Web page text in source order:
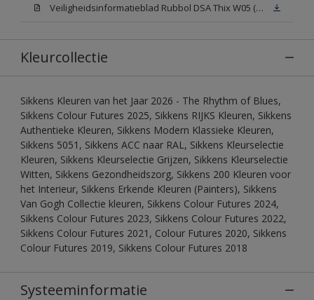
Veiligheidsinformatieblad Rubbol DSA Thix W05 (MSDS)
Kleurcollectie
Sikkens Kleuren van het Jaar 2026 - The Rhythm of Blues,
Sikkens Colour Futures 2025, Sikkens RIJKS Kleuren, Sikkens
Authentieke Kleuren, Sikkens Modern Klassieke Kleuren,
Sikkens 5051, Sikkens ACC naar RAL, Sikkens Kleurselectie
Kleuren, Sikkens Kleurselectie Grijzen, Sikkens Kleurselectie
Witten, Sikkens Gezondheidszorg, Sikkens 200 Kleuren voor
het Interieur, Sikkens Erkende Kleuren (Painters), Sikkens
Van Gogh Collectie kleuren, Sikkens Colour Futures 2024,
Sikkens Colour Futures 2023, Sikkens Colour Futures 2022,
Sikkens Colour Futures 2021, Colour Futures 2020, Sikkens
Colour Futures 2019, Sikkens Colour Futures 2018
Systeeminformatie